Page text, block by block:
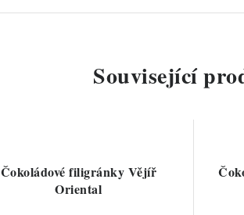
Související
Čokoládové filigránky Vějíř
Oriental